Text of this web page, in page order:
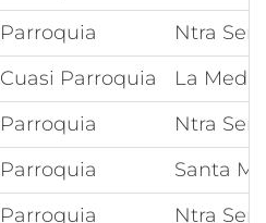
Parroquia
Ntra
Cuasi Parroquia
La
Parroquia
Ntra
Parroquia
Santa
Parroquia
Ntra